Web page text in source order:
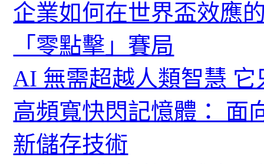
企業如何在世界盃效應
「零點擊」賽局
AI 無需超越人類智慧
高頻寬快閃記憶體： 面
新儲存技術